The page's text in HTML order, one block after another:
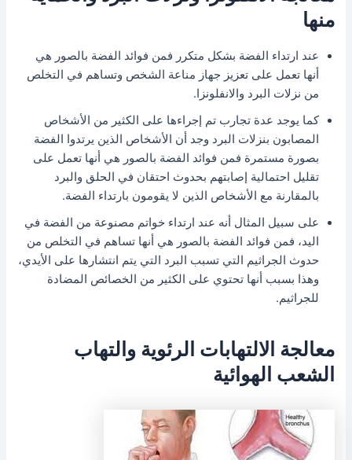
منها
عند ارتداء الفضة بشكل متكرر فمن فوائد الفضة بالصور هي
أنها تعمل على تعزيز جهاز مناعة الشخص وتساهم في التخلص
من نزلات البرد والانفلونزا.
كما يوجد عدة تجارب تم إجراءها على الكثير من الأشخاص
المصابون بنزلات البرد وجد أن الأشخاص الذين يرتدوا الفضة
بصورة مستمرة فمن فوائد الفضة بالصور هي أنها تعمل على
تقليل احتمالية إصابتهم بحدوث احتقان في الحلق والبرد
بالمقارنة مع الأشخاص الذين لا يقومون بارتداء الفضة.
على سبيل المثال أنه عند ارتداء خواتم مصنوعة من الفضة في
اليد، فمن فوائد الفضة بالصور هي أنها تساهم في التخلص من
حدوث الجراثيم التي تسبب البرد التي يتم انتشارها على الأيدي،
وهذا بسبب أنها تحتوي على الكثير من الخصائص المضادة
للجراثيم.
معالجة الالتهابات الرئوية والتهاب
الشعب الهوائية